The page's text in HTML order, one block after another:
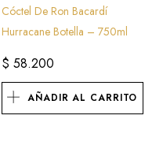
Cóctel De Ron Bacardí
Hurracane Botella – 750ml
$ 58.200
AÑADIR AL CARRITO